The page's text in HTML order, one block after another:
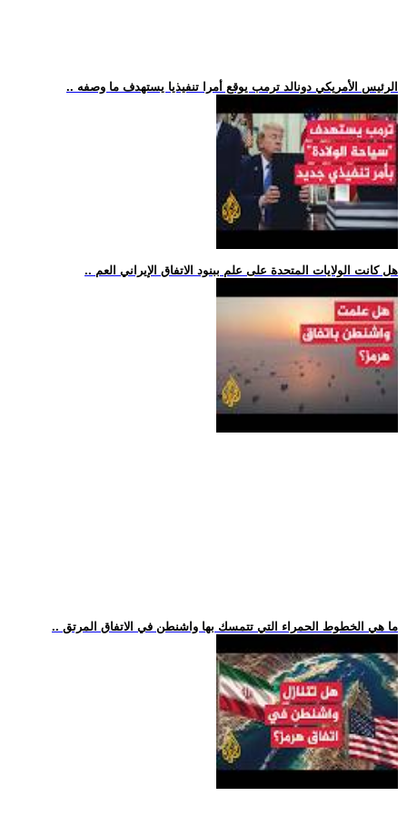
.. الرئيس الأمريكي دونالد ترمب يوقع أمرا تنفيذيا يستهدف ما وصفه
.. هل كانت الولايات المتحدة على علم ببنود الاتفاق الإيراني العم
.. ما هي الخطوط الحمراء التي تتمسك بها واشنطن في الاتفاق المرتق